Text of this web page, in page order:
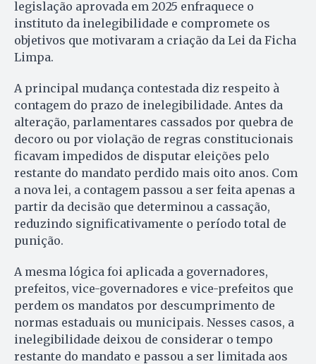
legislação aprovada em 2025 enfraquece o
instituto da inelegibilidade e compromete os
objetivos que motivaram a criação da Lei da Ficha
Limpa.
A principal mudança contestada diz respeito à
contagem do prazo de inelegibilidade. Antes da
alteração, parlamentares cassados por quebra de
decoro ou por violação de regras constitucionais
ficavam impedidos de disputar eleições pelo
restante do mandato perdido mais oito anos. Com
a nova lei, a contagem passou a ser feita apenas a
partir da decisão que determinou a cassação,
reduzindo significativamente o período total de
punição.
A mesma lógica foi aplicada a governadores,
prefeitos, vice-governadores e vice-prefeitos que
perdem os mandatos por descumprimento de
normas estaduais ou municipais. Nesses casos, a
inelegibilidade deixou de considerar o tempo
restante do mandato e passou a ser limitada aos